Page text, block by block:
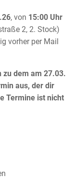
, von 15:00 Uhr
2, 2. Stock)
vorher per Mail
zu dem am 27.03.
aus, der dir
Termine ist nicht